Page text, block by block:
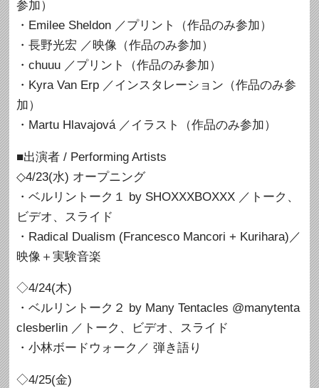
参加）
・Emilee Sheldon ／プリント（作品のみ参加）
・長野光宏 ／映像（作品のみ参加）
・chuuu ／プリント（作品のみ参加）
・Kyra Van Erp ／インスタレーション（作品のみ参
加）
・Martu Hlavajová ／イラスト（作品のみ参加）
■出演者 / Performing Artists
◇4/23(水) オープニング
・ベルリントーク１ by SHOXXXBOXXX ／トーク、
ビデオ、スライド
・Radical Dualism (Francesco Mancori + Kurihara)／
映像＋実験音楽
◇4/24(木)
・ベルリントーク２ by Many Tentacles @manytenta
clesberlin ／トーク、ビデオ、スライド
・小林ボードウォーク／ 弾き語り
◇4/25(金)